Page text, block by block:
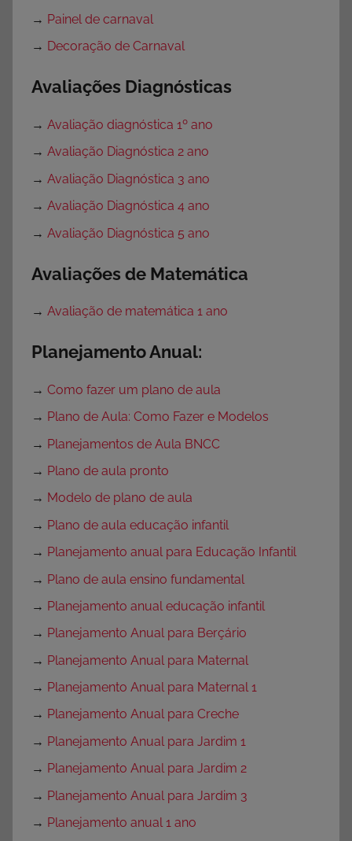
→ Painel de carnaval
→ Decoração de Carnaval
Avaliações Diagnósticas
→ Avaliação diagnóstica 1º ano
→ Avaliação Diagnóstica 2 ano
→ Avaliação Diagnóstica 3 ano
→ Avaliação Diagnóstica 4 ano
→ Avaliação Diagnóstica 5 ano
Avaliações de Matemática
→ Avaliação de matemática 1 ano
Planejamento Anual:
→ Como fazer um plano de aula
→ Plano de Aula: Como Fazer e Modelos
→ Planejamentos de Aula BNCC
→ Plano de aula pronto
→ Modelo de plano de aula
→ Plano de aula educação infantil
→ Planejamento anual para Educação Infantil
→ Plano de aula ensino fundamental
→ Planejamento anual educação infantil
→ Planejamento Anual para Berçário
→ Planejamento Anual para Maternal
→ Planejamento Anual para Maternal 1
→ Planejamento Anual para Creche
→ Planejamento Anual para Jardim 1
→ Planejamento Anual para Jardim 2
→ Planejamento Anual para Jardim 3
→ Planejamento anual 1 ano